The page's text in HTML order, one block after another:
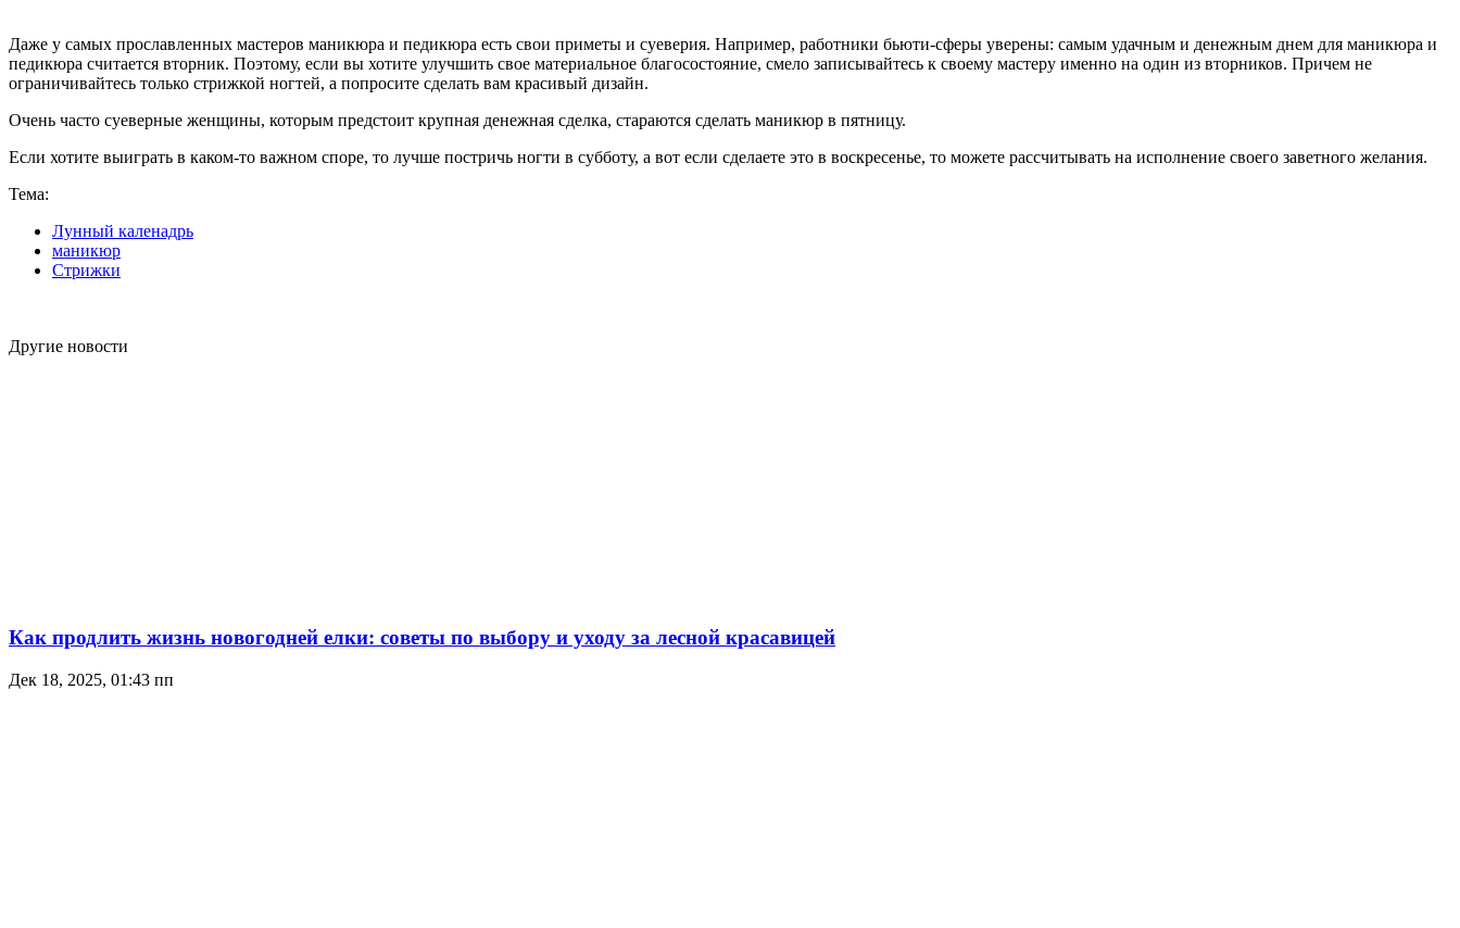
Даже у самых прославленных мастеров маникюра и педикюра есть свои приметы и суеверия. Например, работники бьюти-сферы уверены: самым удачным и денежным днем для маникюра и
педикюра считается вторник. Поэтому, если вы хотите улучшить свое материальное благосостояние, смело записывайтесь к своему мастеру именно на один из вторников. Причем не
ограничивайтесь только стрижкой ногтей, а попросите сделать вам красивый дизайн.
Очень часто суеверные женщины, которым предстоит крупная денежная сделка, стараются сделать маникюр в пятницу.
Если хотите выиграть в каком-то важном споре, то лучше постричь ногти в субботу, а вот если сделаете это в воскресенье, то можете рассчитывать на исполнение своего заветного желания.
Тема:
Лунный каленадрь
маникюр
Стрижки
Другие новости
Как продлить жизнь новогодней елки: советы по выбору и уходу за лесной красавицей
Дек 18, 2025, 01:43 пп